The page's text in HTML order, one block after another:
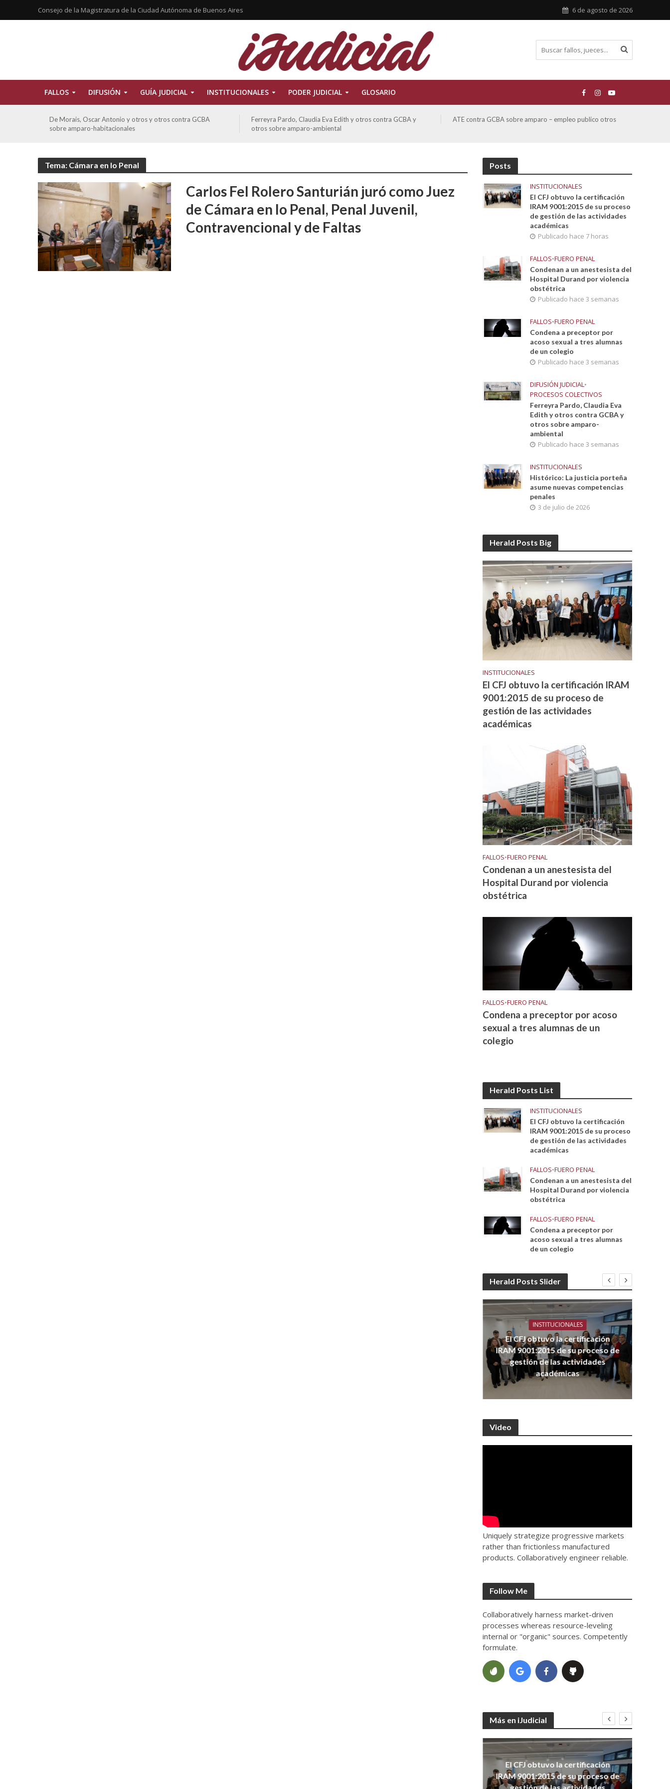
Consejo de la Magistratura de la Ciudad Autónoma de Buenos Aires 6 de agosto de 2026
FALLOS DIFUSIÓN GUÍA JUDICIAL INSTITUCIONALES PODER JUDICIAL GLOSARIO
De Morais, Oscar Antonio y otros y otros contra GCBA
sobre amparo-habitacionales
Ferreyra Pardo, Claudia Eva Edith y otros contra GCBA y
otros sobre amparo-ambiental
ATE contra GCBA sobre amparo – empleo publico otros
Tema: Cámara en lo Penal
Carlos Fel Rolero Santurián juró como Juez
de Cámara en lo Penal, Penal Juvenil,
Contravencional y de Faltas
Posts
INSTITUCIONALES
El CFJ obtuvo la certificación
IRAM 9001:2015 de su proceso
de gestión de las actividades
académicas
Publicado hace 7 horas
FALLOS•FUERO PENAL
Condenan a un anestesista del
Hospital Durand por violencia
obstétrica
Publicado hace 3 semanas
FALLOS•FUERO PENAL
Condena a preceptor por
acoso sexual a tres alumnas
de un colegio
Publicado hace 3 semanas
DIFUSIÓN JUDICIAL•
PROCESOS COLECTIVOS
Ferreyra Pardo, Claudia Eva
Edith y otros contra GCBA y
otros sobre amparo-
ambiental
Publicado hace 3 semanas
INSTITUCIONALES
Histórico: La justicia porteña
asume nuevas competencias
penales
3 de julio de 2026
Herald Posts Big
INSTITUCIONALES
El CFJ obtuvo la certificación IRAM
9001:2015 de su proceso de
gestión de las actividades
académicas
FALLOS•FUERO PENAL
Condenan a un anestesista del
Hospital Durand por violencia
obstétrica
FALLOS•FUERO PENAL
Condena a preceptor por acoso
sexual a tres alumnas de un
colegio
Herald Posts List
INSTITUCIONALES
El CFJ obtuvo la certificación
IRAM 9001:2015 de su proceso
de gestión de las actividades
académicas
FALLOS•FUERO PENAL
Condenan a un anestesista del
Hospital Durand por violencia
obstétrica
FALLOS•FUERO PENAL
Condena a preceptor por
acoso sexual a tres alumnas
de un colegio
Herald Posts Slider
INSTITUCIONALES
El CFJ obtuvo la certificación
IRAM 9001:2015 de su proceso de
gestión de las actividades
académicas
Video
Uniquely strategize progressive markets
rather than frictionless manufactured
products. Collaboratively engineer reliable.
Follow Me
Collaboratively harness market-driven
processes whereas resource-leveling
internal or "organic" sources. Competently
formulate.
Más en iJudicial
El CFJ obtuvo la certificación
IRAM 9001:2015 de su proceso de